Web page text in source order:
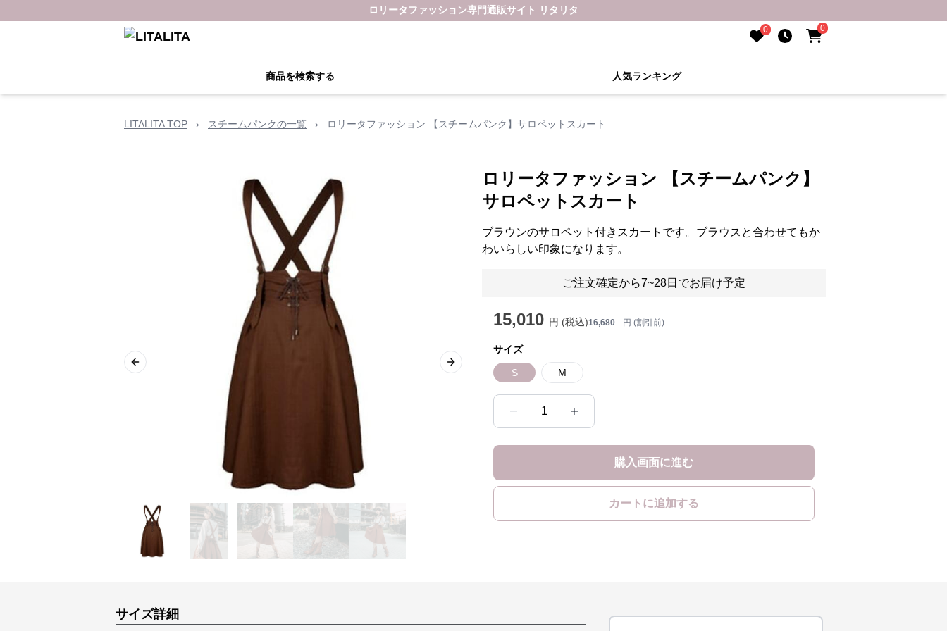
ロリータファッション専門通販サイト リタリタ
0 0
商品を検索する 人気ランキング
LITALITA TOP › スチームパンクの一覧 › ロリータファッション 【スチームパンク】サロペットスカート
Previous slide Next slide
ロリータファッション 【スチームパンク】
サロペットスカート
ブラウンのサロペット付きスカートです。ブラウスと合わせてもか
わいらしい印象になります。
ご注文確定から7~28日でお届け予定
15,010 円 (税込)16,680 円 (割引前)
サイズ
S M
1
購入画面に進む
カートに追加する
サイズ詳細